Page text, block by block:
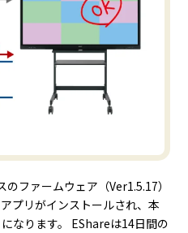
のファームウェア（Ver1.5.17）
プリがインストールされ、本
なります。 EShareは14日間の